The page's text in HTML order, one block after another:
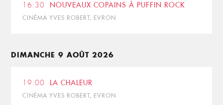
16:30 NOUVEAUX COPAINS À PUFFIN ROCK
CINÉMA YVES ROBERT, EVRON
DIMANCHE 9 AOÛT 2026
19:00 LA CHALEUR
CINÉMA YVES ROBERT, EVRON